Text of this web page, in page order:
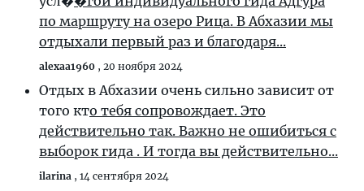
по маршруту на озеро Рица. В Абхазии мы
отдыхали первый раз и благодаря...
alexaa1960 , 20 ноября 2024
Отдых в Абхазии очень сильно зависит от
того кто тебя сопровождает. Это
действительно так. Важно не ошибиться с
выборок гида . И тогда вы действительно...
ilarina , 14 сентября 2024